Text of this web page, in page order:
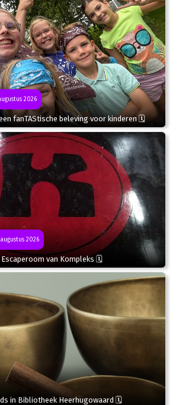
2026
fanTAStische beleving voor kinderen 🗓
2026
van Kompleks 🗓
in Bibliotheek Heerhugowaard 🗓